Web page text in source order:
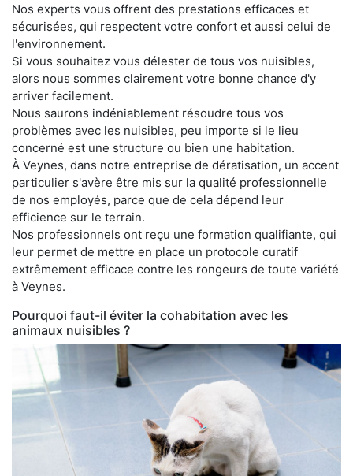
Nos experts vous offrent des prestations efficaces et
sécurisées, qui respectent votre confort et aussi celui de
l'environnement.
Si vous souhaitez vous délester de tous vos nuisibles,
alors nous sommes clairement votre bonne chance d'y
arriver facilement.
Nous saurons indéniablement résoudre tous vos
problèmes avec les nuisibles, peu importe si le lieu
concerné est une structure ou bien une habitation.
À Veynes, dans notre entreprise de dératisation, un accent
particulier s'avère être mis sur la qualité professionnelle
de nos employés, parce que de cela dépend leur
efficience sur le terrain.
Nos professionnels ont reçu une formation qualifiante, qui
leur permet de mettre en place un protocole curatif
extrêmement efficace contre les rongeurs de toute variété
à Veynes.
Pourquoi faut-il éviter la cohabitation avec les
animaux nuisibles ?